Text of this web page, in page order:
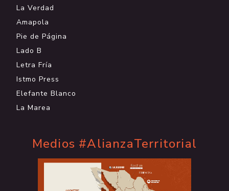
La Verdad
Amapola
Pie de Página
Lado B
Letra Fría
Istmo Press
Elefante Blanco
La Marea
Medios #AlianzaTerritorial